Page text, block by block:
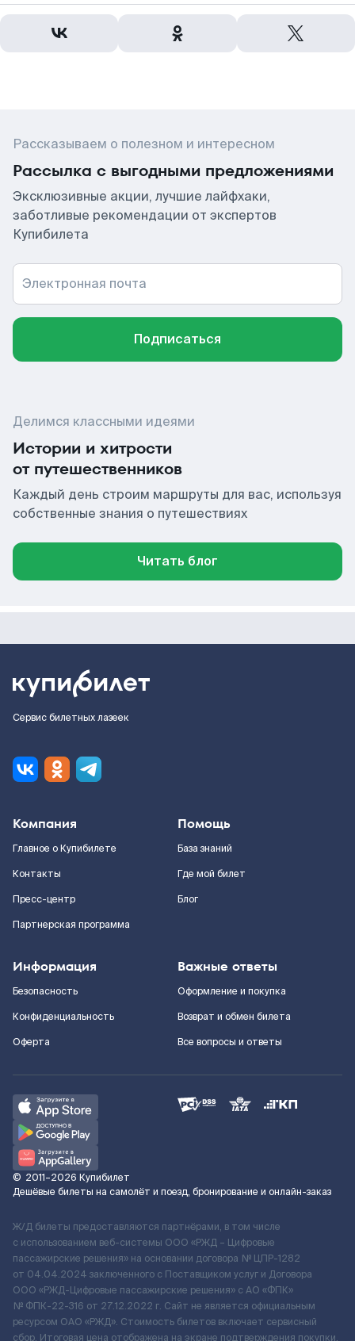
Рассказываем о полезном и интересном
Рассылка с выгодными предложениями
Эксклюзивные акции, лучшие лайфхаки,
заботливые рекомендации от экспертов
Купибилета
Электронная почта
Подписаться
Делимся классными идеями
Истории и хитрости
от путешественников
Каждый день строим маршруты для вас, используя
собственные знания о путешествиях
Читать блог
Сервис билетных лазеек
Компания
Главное о Купибилете
Контакты
Пресс-центр
Партнерская программа
Помощь
База знаний
Где мой билет
Блог
Информация
Безопасность
Конфиденциальность
Оферта
Важные ответы
Оформление и покупка
Возврат и обмен билета
Все вопросы и ответы
© 2011–2026 Купибилет
Дешёвые билеты на самолёт и поезд, бронирование и онлайн-заказ
Ж/Д билеты предоставляются партнёрами, в том числе
с использованием веб-системы ООО «РЖД – Цифровые
пассажирские решения» на основании договора № ЦПР-1282
от 04.04.2024 заключенного с Поставщиком услуг и Договора
ООО «РЖД-Цифровые пассажирские решения» c АО «ФПК»
№ ФПК-22-316 от 27.12.2022 г. Сайт не является официальным
ресурсом ОАО «РЖД». Стоимость билетов включает сервисный
сбор. Итоговая цена отображена на экране подтверждения покупки.